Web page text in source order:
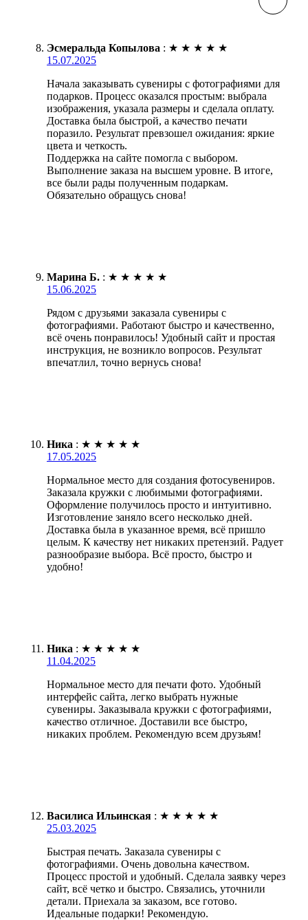
Эсмеральда Копылова : ★ ★ ★ ★ ★
15.07.2025
Начала заказывать сувениры с фотографиями для
подарков. Процесс оказался простым: выбрала
изображения, указала размеры и сделала оплату.
Доставка была быстрой, а качество печати
поразило. Результат превзошел ожидания: яркие
цвета и четкость.
Поддержка на сайте помогла с выбором.
Выполнение заказа на высшем уровне. В итоге,
все были рады полученным подаркам.
Обязательно обращусь снова!
Марина Б. : ★ ★ ★ ★ ★
15.06.2025
Рядом с друзьями заказала сувениры с
фотографиями. Работают быстро и качественно,
всё очень понравилось! Удобный сайт и простая
инструкция, не возникло вопросов. Результат
впечатлил, точно вернусь снова!
Ника : ★ ★ ★ ★ ★
17.05.2025
Нормальное место для создания фотосувениров.
Заказала кружки с любимыми фотографиями.
Оформление получилось просто и интуитивно.
Изготовление заняло всего несколько дней.
Доставка была в указанное время, всё пришло
целым. К качеству нет никаких претензий. Радует
разнообразие выбора. Всё просто, быстро и
удобно!
Ника : ★ ★ ★ ★ ★
11.04.2025
Нормальное место для печати фото. Удобный
интерфейс сайта, легко выбрать нужные
сувениры. Заказывала кружки с фотографиями,
качество отличное. Доставили все быстро,
никаких проблем. Рекомендую всем друзьям!
Василиса Ильинская : ★ ★ ★ ★ ★
25.03.2025
Быстрая печать. Заказала сувениры с
фотографиями. Очень довольна качеством.
Процесс простой и удобный. Сделала заявку через
сайт, всё четко и быстро. Связались, уточнили
детали. Приехала за заказом, все готово.
Идеальные подарки! Рекомендую.